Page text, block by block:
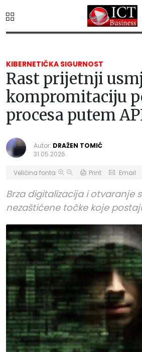
KIBERNETIČKA SIGURNOST
Rast prijetnji
kompromitaciju
procesa putem
Autor: DRAŽEN TOMIĆ
31.05.2026.
Veličina fonta Print Email
Brza digitalizacija i otvaranje
nezaštićene točke koje